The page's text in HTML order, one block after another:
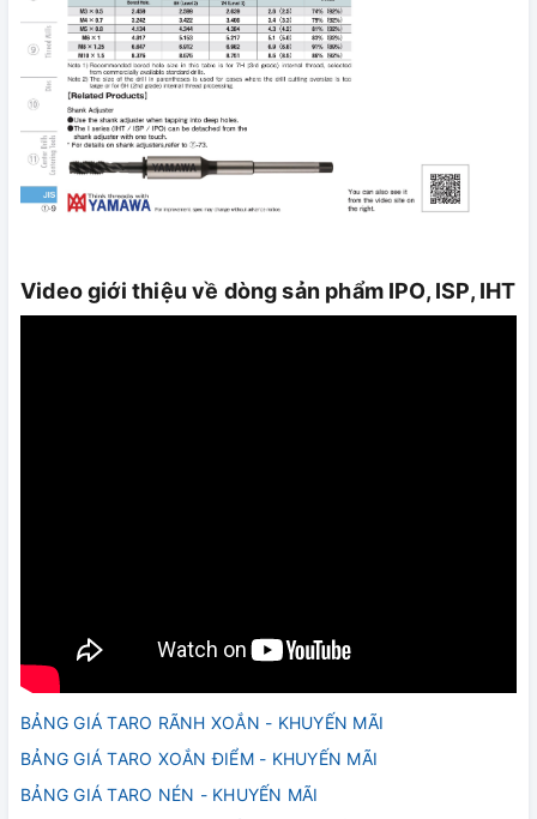
Video giới thiệu về dòng sản phẩm IPO, ISP, IHT
BẢNG GIÁ TARO RÃNH XOẮN - KHUYẾN MÃI
BẢNG GIÁ TARO XOẮN ĐIỂM - KHUYẾN MÃI
BẢNG GIÁ TARO NÉN - KHUYẾN MÃI